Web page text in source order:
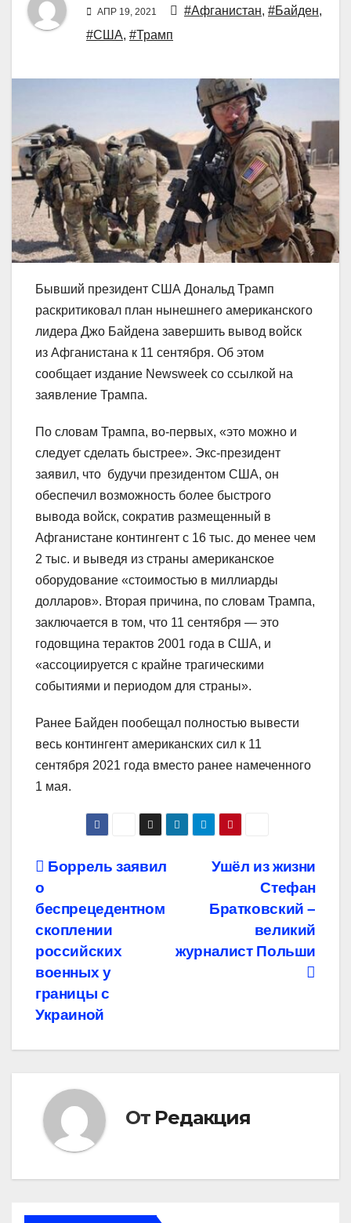
АПР 19, 2021 #Афганистан, #Байден,
#США, #Трамп
Бывший президент США Дональд Трамп
раскритиковал план нынешнего американского
лидера Джо Байдена завершить вывод войск
из Афганистана к 11 сентября. Об этом
сообщает издание Newsweek со ссылкой на
заявление Трампа.
По словам Трампа, во-первых, «это можно и
следует сделать быстрее». Экс-президент
заявил, что будучи президентом США, он
обеспечил возможность более быстрого
вывода войск, сократив размещенный в
Афганистане контингент с 16 тыс. до менее чем
2 тыс. и выведя из страны американское
оборудование «стоимостью в миллиарды
долларов». Вторая причина, по словам Трампа,
заключается в том, что 11 сентября — это
годовщина терактов 2001 года в США, и
«ассоциируется с крайне трагическими
событиями и периодом для страны».
Ранее Байден пообещал полностью вывести
весь контингент американских сил к 11
сентября 2021 года вместо ранее намеченного
1 мая.
Навигация
по
записям
Ушёл из жизни
Стефан
Братковский –
великий
журналист Польши
Боррель заявил
о
беспрецедентном
скоплении
российских
военных у
границы с
Украиной
От Редакция